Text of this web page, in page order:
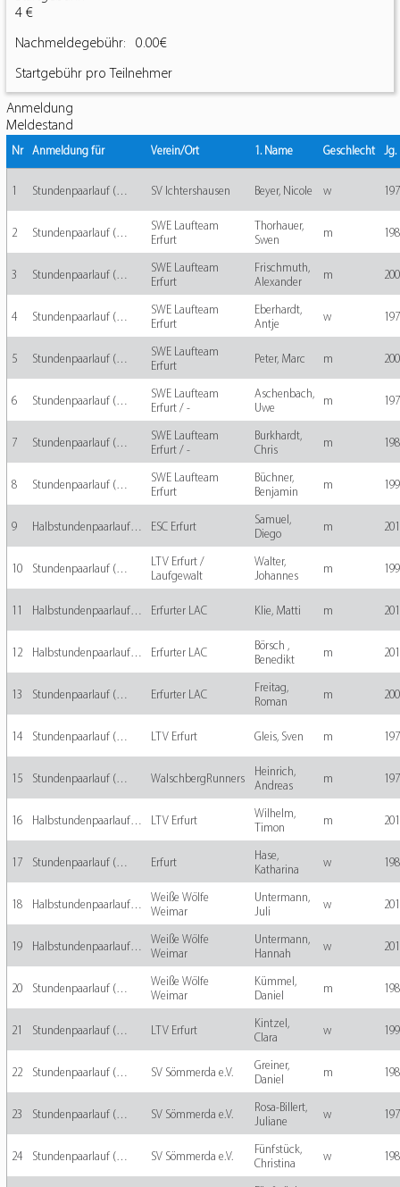
4 €
Nachmeldegebühr: 0.00€
Startgebühr pro Teilnehmer
Anmeldung
Meldestand
Nr Anmeldung für Verein/Ort 1. Name Geschlecht Jg.
Stundenpaarlauf (… SV Ichtershausen Beyer, Nicole w
2 Stundenpaarlauf (…
SWE Laufteam
Erfurt
Thorhauer,
Swen
m
3 Stundenpaarlauf (…
SWE Laufteam
Erfurt
Frischmuth,
Alexander
m
4 Stundenpaarlauf (…
SWE Laufteam
Erfurt
Eberhardt,
Antje
w
5 Stundenpaarlauf (…
SWE Laufteam
Erfurt
Peter, Marc m
6 Stundenpaarlauf (…
SWE Laufteam
Erfurt / -
Aschenbach,
Uwe
m
7 Stundenpaarlauf (…
SWE Laufteam
Erfurt / -
Burkhardt,
Chris
m
8 Stundenpaarlauf (…
SWE Laufteam
Erfurt
Büchner,
Benjamin
m
9 Halbstundenpaarlauf… ESC Erfurt
Samuel,
Diego
m
10 Stundenpaarlauf (…
LTV Erfurt /
Laufgewalt
Walter,
Johannes
m
Halbstundenpaarlauf… Erfurter LAC Klie, Matti m
12 Halbstundenpaarlauf… Erfurter LAC
Börsch ,
Benedikt
m
13 Stundenpaarlauf (… Erfurter LAC
Freitag,
Roman
m
14 Stundenpaarlauf (… LTV Erfurt Gleis, Sven m
15 Stundenpaarlauf (… WalschbergRunners
Heinrich,
Andreas
m
16 Halbstundenpaarlauf… LTV Erfurt
Wilhelm,
Timon
m
17 Stundenpaarlauf (… Erfurt
Hase,
Katharina
w
18 Halbstundenpaarlauf…
Weiße Wölfe
Weimar
Untermann,
Juli
w
19 Halbstundenpaarlauf…
Weiße Wölfe
Weimar
Untermann,
Hannah
w
20 Stundenpaarlauf (…
Weiße Wölfe
Weimar
Kümmel,
Daniel
m
21 Stundenpaarlauf (… LTV Erfurt
Kintzel,
Clara
w
22 Stundenpaarlauf (… SV Sömmerda e.V.
Greiner,
Daniel
m
23 Stundenpaarlauf (… SV Sömmerda e.V.
Rosa-Billert,
Juliane
w
24 Stundenpaarlauf (… SV Sömmerda e.V.
Fünfstück,
Christina
w